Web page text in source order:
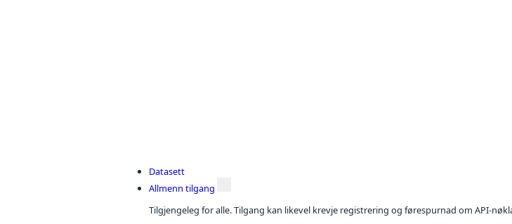
Datasett
Allmenn tilgang
Tilgjengeleg for alle. Tilgang kan likevel krevje registrering og førespurnad om API-